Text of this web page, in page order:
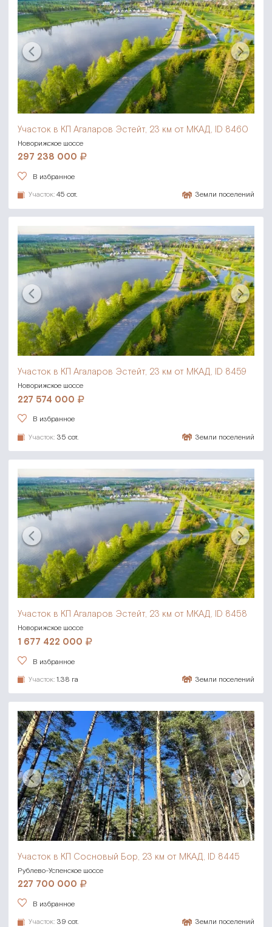
Участок в КП Агаларов Эстейт, 23 км от МКАД, ID 8460
Новорижское шоссе
297 238 000
В избранное
Участок: 45 сот. Земли поселений
Участок в КП Агаларов Эстейт, 23 км от МКАД, ID 8459
Новорижское шоссе
227 574 000
В избранное
Участок: 35 сот. Земли поселений
Участок в КП Агаларов Эстейт, 23 км от МКАД, ID 8458
Новорижское шоссе
1 677 422 000
В избранное
Участок: 1.38 га Земли поселений
Участок в КП Сосновый Бор, 23 км от МКАД, ID 8445
Рублево-Успенское шоссе
227 700 000
В избранное
Участок: 39 сот. Земли поселений